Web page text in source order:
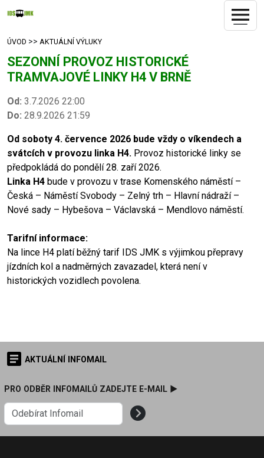
ÚVOD >> AKTUÁLNÍ VÝLUKY
SEZONNÍ PROVOZ HISTORICKÉ
TRAMVAJOVÉ LINKY H4 V BRNĚ
Od: 3.7.2026 22:00
Do: 28.9.2026 21:59
Od soboty 4. července 2026 bude vždy o víkendech a
svátcích v provozu linka H4. Provoz historické linky se
předpokládá do pondělí 28. zaří 2026.
Linka H4 bude v provozu v trase Komenského náměstí –
Česká – Náměstí Svobody – Zelný trh – Hlavní nádraží –
Nové sady – Hybešova – Václavská – Mendlovo náměstí.
Tarifní informace:
Na lince H4 platí běžný tarif IDS JMK s výjimkou přepravy
jízdních kol a nadměrných zavazadel, která není v
historických vozidlech povolena.
AKTUÁLNÍ INFOMAIL
PRO ODBĚR INFOMAILŮ ZADEJTE E-MAIL ►